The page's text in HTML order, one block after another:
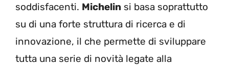
soddisfacenti. Michelin si basa soprattutto
su di una forte struttura di ricerca e di
innovazione, il che permette di sviluppare
tutta una serie di novità legate alla